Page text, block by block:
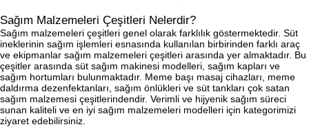
Sağım Malzemeleri Çeşitleri Nelerdir?
Sağım malzemeleri çeşitleri genel olarak farklılık göstermektedir. Süt
ineklerinin sağım işlemleri esnasında kullanılan birbirinden farklı araç
ve ekipmanlar sağım malzemeleri çeşitleri arasında yer almaktadır. Bu
çeşitler arasında süt sağım makinesi modelleri, sağım kapları ve
sağım hortumları bulunmaktadır. Meme başı masaj cihazları, meme
daldırma dezenfektanları, sağım önlükleri ve süt tankları çok satan
sağım malzemesi çeşitlerindendir. Verimli ve hijyenik sağım süreci
sunan kaliteli ve en iyi sağım malzemeleri modelleri için kategorimizi
ziyaret edebilirsiniz.